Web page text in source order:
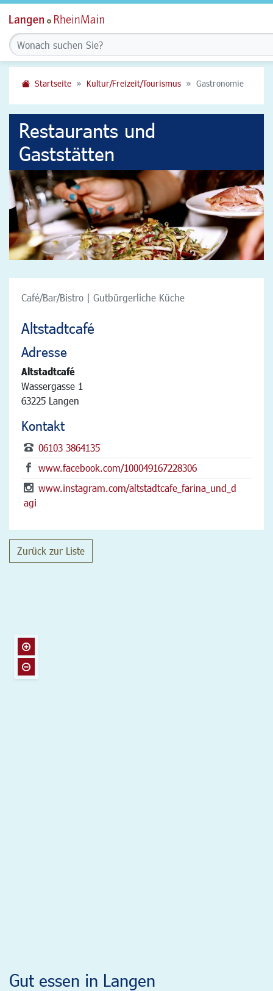
Startseite Kultur/Freizeit/Tourismus Gastronomie
Restaurants und
Gaststätten
Gut essen in Langen
Café/Bar/Bistro | Gutbürgerliche Küche
Altstadtcafé
Adresse
Altstadtcafé
Wassergasse 1
63225 Langen
Kontakt
06103 3864135
www.facebook.com/100049167228306
www.instagram.com/altstadtcafe_farina_und_d
agi
Zurück zur Liste